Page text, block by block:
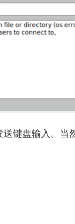
键盘输入。当